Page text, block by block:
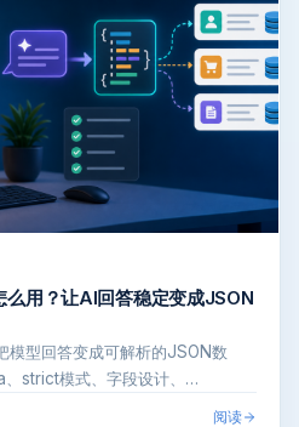
用？让AI回答稳定变成JSON
模型回答变成可解析的JSON数
strict模式、字段设计、…
阅读